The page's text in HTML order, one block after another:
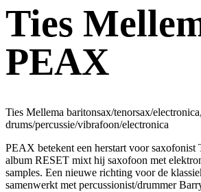
Ties
PEAX
Ties Mellema baritonsax/tenorsax/
drums/percussie/vibrafoon/electronica
PEAX betekent een herstart voor saxofonist
album RESET mixt hij saxofoon met
samples. Een nieuwe richting voor de
samenwerkt met percussionist/drummer